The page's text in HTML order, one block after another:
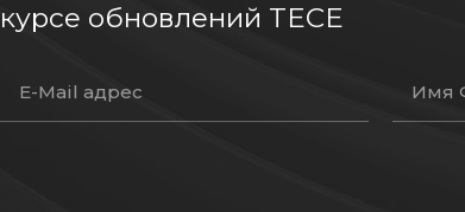
курсе обновлений TECE